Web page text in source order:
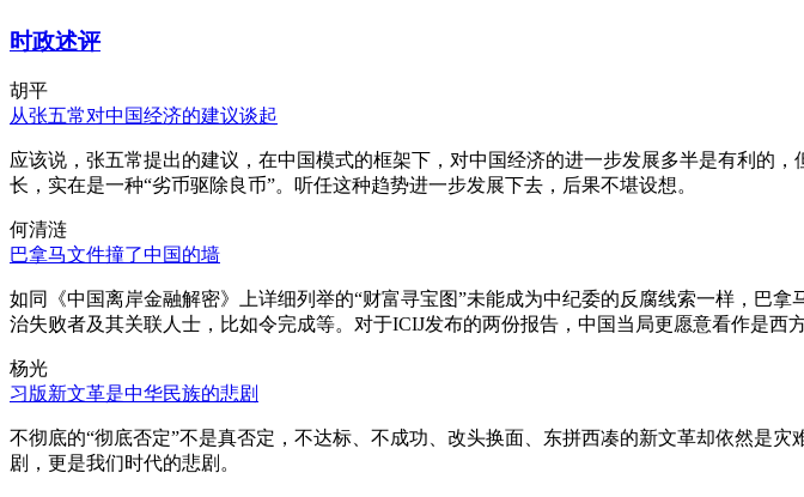
时政述评
胡平
从张五常对中国经济的建议谈起
应该说，张五常提出的建议，在中国模式的框架下，对中国经济的进一步发展多半是有利的
长，实在是一种“劣币驱除良币”。听任这种趋势进一步发展下去，后果不堪设想。
何清涟
巴拿马文件撞了中国的墙
如同《中国离岸金融解密》上详细列举的“财富寻宝图”未能成为中纪委的反腐线索一样，巴
治失败者及其关联人士，比如令完成等。对于ICIJ发布的两份报告，中国当局更愿意看作是西方
杨光
习版新文革是中华民族的悲剧
不彻底的“彻底否定”不是真否定，不达标、不成功、改头换面、东拼西凑的新文革却依然是
剧，更是我们时代的悲剧。